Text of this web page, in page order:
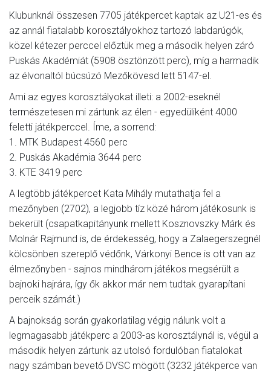
Klubunknál összesen 7705 játékpercet kaptak az U21-es és
az annál fiatalabb korosztályokhoz tartozó labdarúgók,
közel kétezer perccel előztük meg a második helyen záró
Puskás Akadémiát (5908 ösztönzött perc), míg a harmadik
az élvonaltól búcsúzó Mezőkövesd lett 5147-el.
Ami az egyes korosztályokat illeti: a 2002-eseknél
természetesen mi zártunk az élen - egyedüliként 4000
feletti játékperccel. Íme, a sorrend:
1. MTK Budapest 4560 perc
2. Puskás Akadémia 3644 perc
3. KTE 3419 perc
A legtöbb játékpercet Kata Mihály mutathatja fel a
mezőnyben (2702), a legjobb tíz közé három játékosunk is
bekerült (csapatkapitányunk mellett Kosznovszky Márk és
Molnár Rajmund is, de érdekesség, hogy a Zalaegerszegnél
kölcsönben szereplő védőnk, Várkonyi Bence is ott van az
élmezőnyben - sajnos mindhárom játékos megsérült a
bajnoki hajrára, így ők akkor már nem tudtak gyarapítani
perceik számát.)
A bajnokság során gyakorlatilag végig nálunk volt a
legmagasabb játékperc a 2003-as korosztálynál is, végül a
második helyen zártunk az utolsó fordulóban fiatalokat
nagy számban bevető DVSC mögött (3232 játékperce van